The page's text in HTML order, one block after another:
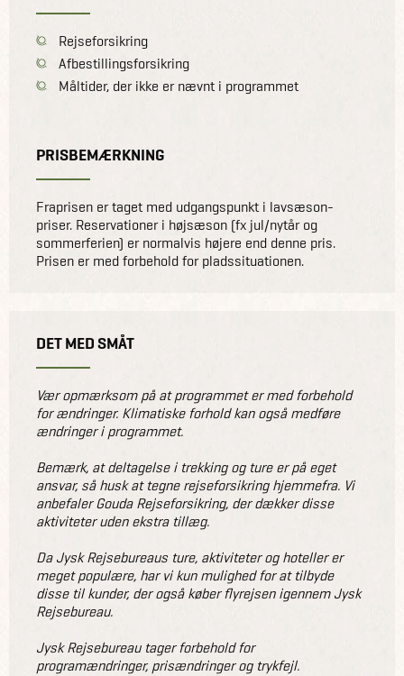
Rejseforsikring
Afbestillingsforsikring
Måltider, der ikke er nævnt i programmet
PRISBEMÆRKNING
Fraprisen er taget med udgangspunkt i lavsæson-
priser. Reservationer i højsæson (fx jul/nytår og
sommerferien) er normalvis højere end denne pris.
Prisen er med forbehold for pladssituationen.
DET MED SMÅT
Vær opmærksom på at programmet er med forbehold
for ændringer. Klimatiske forhold kan også medføre
ændringer i programmet.
Bemærk, at deltagelse i trekking og ture er på eget
ansvar, så husk at tegne rejseforsikring hjemmefra. Vi
anbefaler Gouda Rejseforsikring, der dækker disse
aktiviteter uden ekstra tillæg.
Da Jysk Rejsebureaus ture, aktiviteter og hoteller er
meget populære, har vi kun mulighed for at tilbyde
disse til kunder, der også køber flyrejsen igennem Jysk
Rejsebureau.
Jysk Rejsebureau tager forbehold for
programændringer, prisændringer og trykfejl.